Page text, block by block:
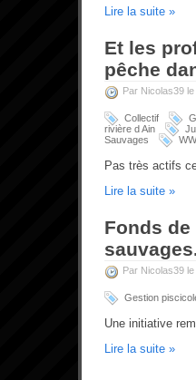
Lire la suite »
Et les
pêche
Par Nicolas39
Collectif
rivière d Ain
Sauvages
Pas très actifs
Lire la suite »
Fonds
Par Nicolas39
Gestion
Une initiative
Lire la suite »